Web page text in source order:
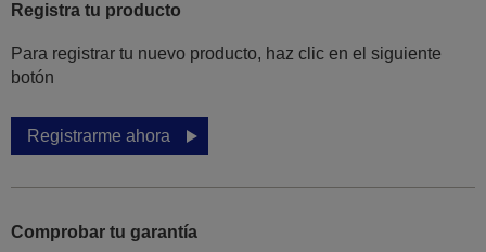
Registra tu producto
Para registrar tu nuevo producto, haz clic en el siguiente
botón
Registrarme ahora
Comprobar tu garantía